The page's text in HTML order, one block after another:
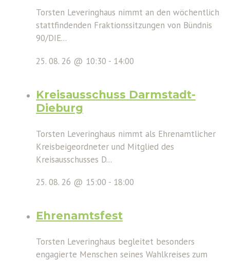
Torsten Leveringhaus nimmt an den wöchentlich
stattfindenden Fraktionssitzungen von Bündnis
90/DIE...
25. 08. 26 @ 10:30 - 14:00
Kreisausschuss Darmstadt-
Dieburg
Torsten Leveringhaus nimmt als Ehrenamtlicher
Kreisbeigeordneter und Mitglied des
Kreisausschusses D...
25. 08. 26 @ 15:00 - 18:00
Ehrenamtsfest
Torsten Leveringhaus begleitet besonders
engagierte Menschen seines Wahlkreises zum